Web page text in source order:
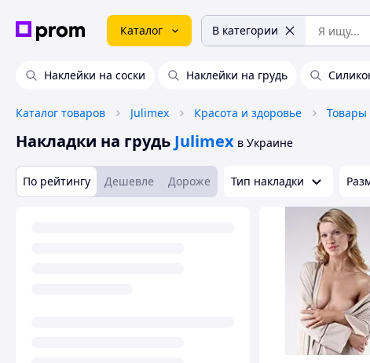
Каталог В категории
Наклейки на соски Наклейки на грудь
Каталог товаров Julimex Красота и здоровье
Накладки на грудь Julimex в Украине
По рейтингу Дешевле Дороже Тип накладки